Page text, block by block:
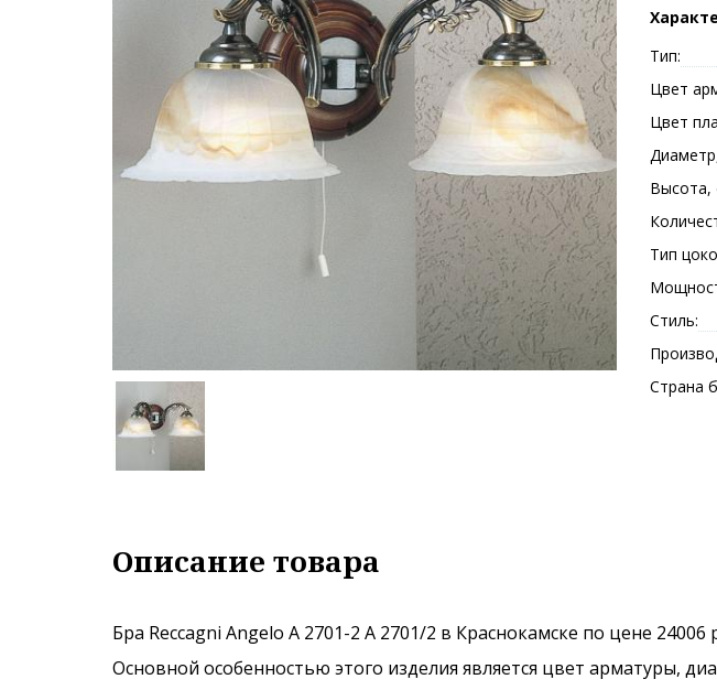
Тип:
Цвет
Цвет
Высота,
Тип
Стиль:
Страна
Описание товара
Бра Reccagni Angelo A 2701-2 A 2701/2 в Краснокамске по цене 24006
Основной особенностью этого изделия является цвет арматуры,